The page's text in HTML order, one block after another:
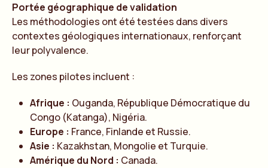
Portée géographique de validation
Les méthodologies ont été testées dans divers
contextes géologiques internationaux, renforçant
leur polyvalence.
Les zones pilotes incluent :
Afrique : Ouganda, République Démocratique du
Congo (Katanga), Nigéria.
Europe : France, Finlande et Russie.
Asie : Kazakhstan, Mongolie et Turquie.
Amérique du Nord : Canada.